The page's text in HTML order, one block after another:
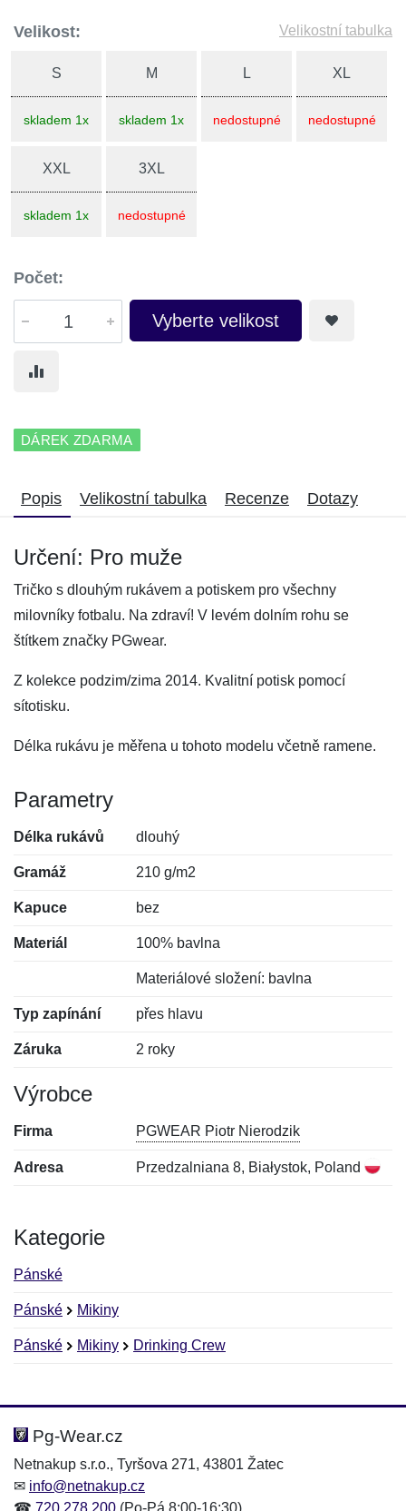
Velikost: Velikostní tabulka
S
skladem 1x
M
skladem 1x
L
nedostupné
XL
nedostupné
XXL
skladem 1x
3XL
nedostupné
Počet:
Vyberte velikost
DÁREK ZDARMA
Popis Velikostní tabulka Recenze Dotazy
Určení: Pro muže
Tričko s dlouhým rukávem a potiskem pro všechny
milovníky fotbalu. Na zdraví! V levém dolním rohu se
štítkem značky PGwear.
Z kolekce podzim/zima 2014. Kvalitní potisk pomocí
sítotisku.
Délka rukávu je měřena u tohoto modelu včetně ramene.
Parametry
Délka rukávů dlouhý
Gramáž 210 g/m2
Kapuce bez
Materiál 100% bavlna
Materiálové složení: bavlna
Typ zapínání přes hlavu
Záruka 2 roky
Výrobce
Firma PGWEAR Piotr Nierodzik
Adresa Przedzalniana 8, Białystok, Poland
Kategorie
Pánské
Pánské Mikiny
Pánské Mikiny Drinking Crew
Hodnocení:
Jméno: *
Jméno:
E-mail:*
Pg-Wear.cz
Netnakup s.r.o., Tyršova 271, 43801 Žatec
✉ info@netnakup.cz
☎ 720 278 200 (Po-Pá 8:00-16:30)